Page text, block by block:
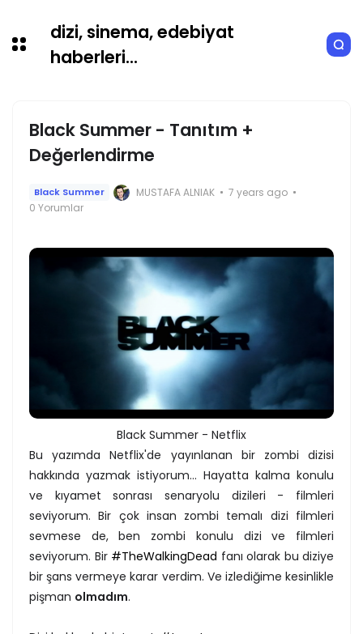
dizi, sinema, edebiyat
haberleri...
Black Summer - Tanıtım +
Değerlendirme
Black Summer MUSTAFA ALNIAK
7 years ago
0 Yorumlar
Black Summer - Netflix
Bu yazımda Netflix'de yayınlanan bir zombi dizisi
hakkında yazmak istiyorum... Hayatta kalma konulu
ve kıyamet sonrası senaryolu dizileri - filmleri
seviyorum. Bir çok insan zombi temalı dizi filmleri
sevmese de, ben zombi konulu dizi ve filmleri
seviyorum. Bir #TheWalkingDead fanı olarak bu diziye
bir şans vermeye karar verdim. Ve izlediğime kesinlikle
pişman olmadım.